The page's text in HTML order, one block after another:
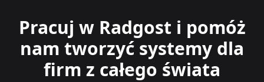
Pracuj w Radgost i pomóż
nam tworzyć systemy dla
firm z całego świata